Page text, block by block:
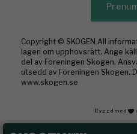
Copyright © SKOGEN All
lagen om upphovsrätt. Ange
del av Föreningen Skogen.
utsedd av Föreningen Skogen.
www.skogen.se
Byggd med